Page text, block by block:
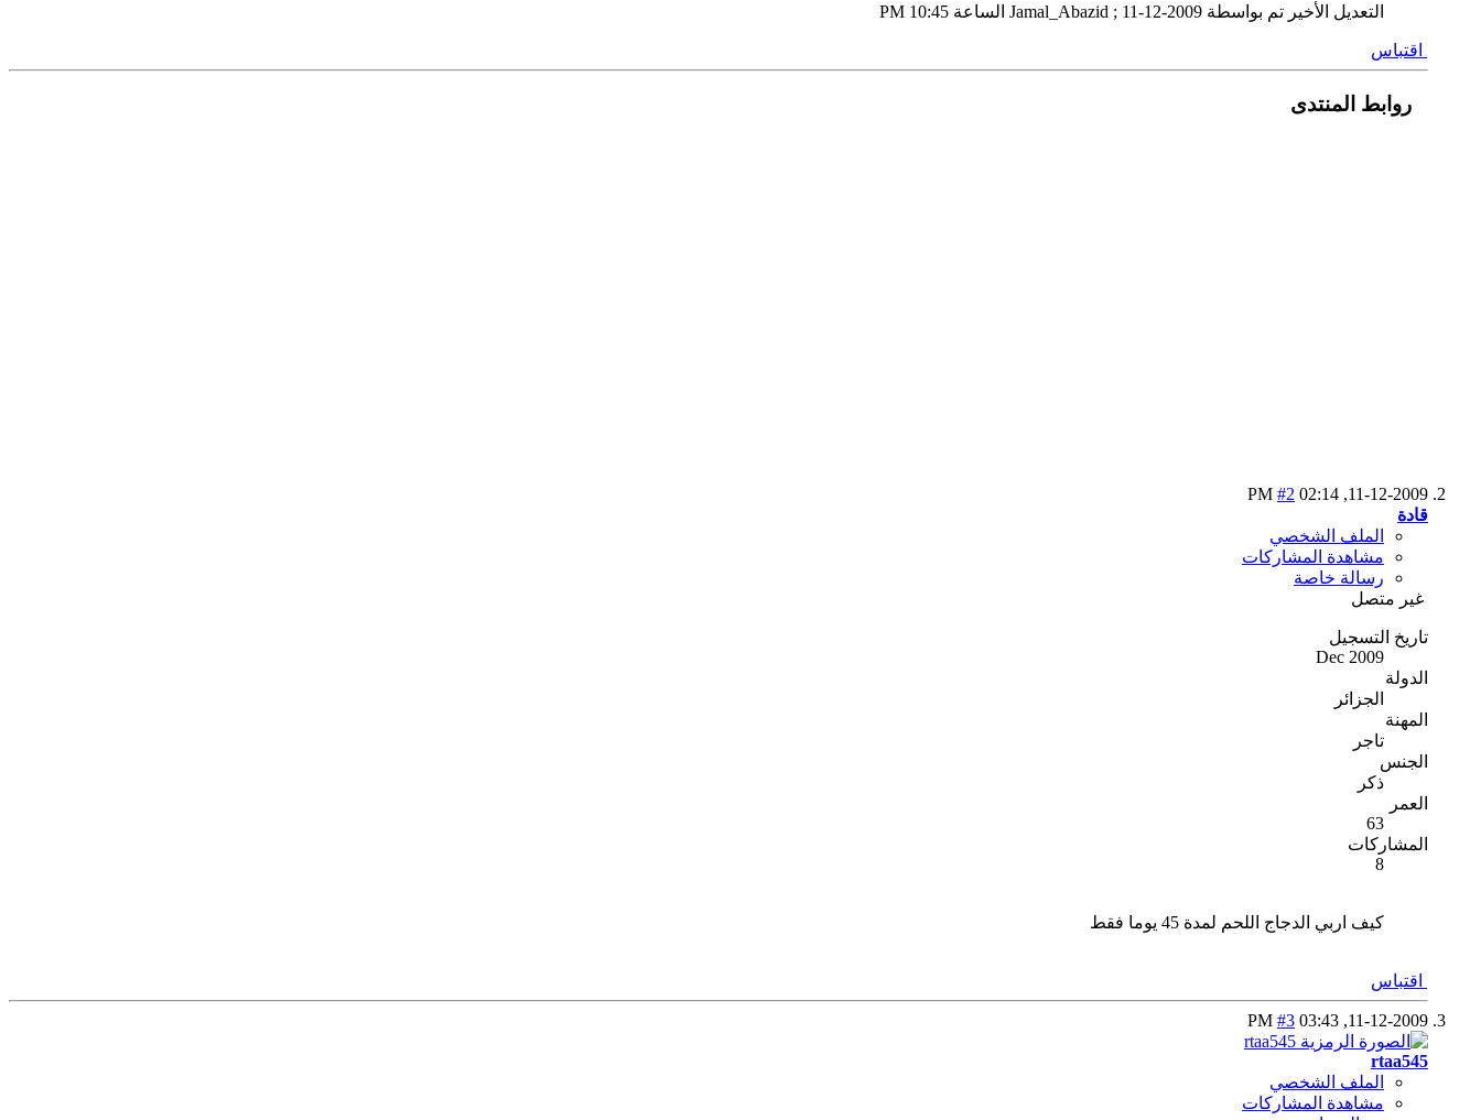
التعديل الأخير تم بواسطة Jamal_Abazid ; 11-12-2009 الساعة 10:45 PM
اقتباس
روابط المنتدى
11-12-2009,
02:14 PM
#2
قادة
الملف الشخصي
مشاهدة المشاركات
رسالة خاصة
غير متصل
تاريخ التسجيل
Dec 2009
الدولة
الجزائر
المهنة
تاجر
الجنس
ذكر
العمر
63
المشاركات
8
كيف اربي الدجاج اللحم لمدة 45 يوما فقط
اقتباس
11-12-2009,
03:43 PM
#3
rtaa545
الملف الشخصي
مشاهدة المشاركات